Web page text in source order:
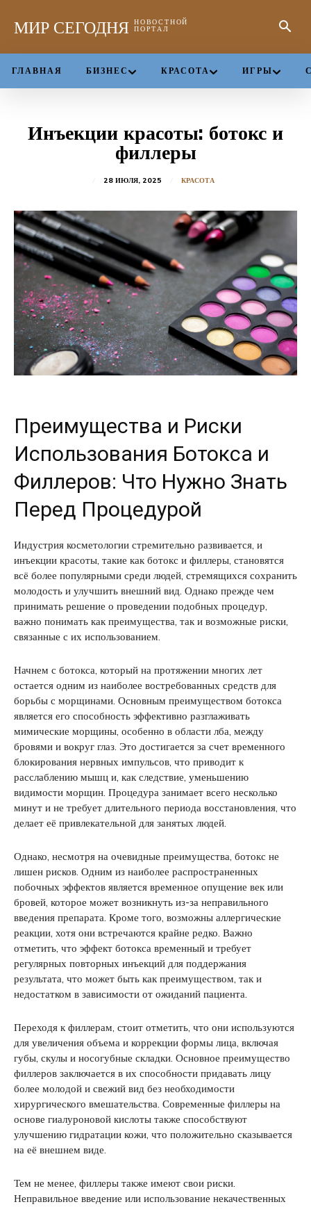
МИР СЕГОДНЯ НОВОСТНОЙ
ПОРТАЛ
ГЛАВНАЯ БИЗНЕС КРАСОТА ИГРЫ
Инъекции красоты: ботокс и
филлеры
28 ИЮЛЯ, 2025 КРАСОТА
Преимущества и Риски
Использования Ботокса и
Филлеров: Что Нужно Знать
Перед Процедурой
Индустрия косметологии стремительно развивается, и
инъекции красоты, такие как ботокс и филлеры, становятся
всё более популярными среди людей, стремящихся сохранить
молодость и улучшить внешний вид. Однако прежде чем
принимать решение о проведении подобных процедур,
важно понимать как преимущества, так и возможные риски,
связанные с их использованием.
Начнем с ботокса, который на протяжении многих лет
остается одним из наиболее востребованных средств для
борьбы с морщинами. Основным преимуществом ботокса
является его способность эффективно разглаживать
мимические морщины, особенно в области лба, между
бровями и вокруг глаз. Это достигается за счет временного
блокирования нервных импульсов, что приводит к
расслаблению мышц и, как следствие, уменьшению
видимости морщин. Процедура занимает всего несколько
минут и не требует длительного периода восстановления, что
делает её привлекательной для занятых людей.
Однако, несмотря на очевидные преимущества, ботокс не
лишен рисков. Одним из наиболее распространенных
побочных эффектов является временное опущение век или
бровей, которое может возникнуть из-за неправильного
введения препарата. Кроме того, возможны аллергические
реакции, хотя они встречаются крайне редко. Важно
отметить, что эффект ботокса временный и требует
регулярных повторных инъекций для поддержания
результата, что может быть как преимуществом, так и
недостатком в зависимости от ожиданий пациента.
Переходя к филлерам, стоит отметить, что они используются
для увеличения объема и коррекции формы лица, включая
губы, скулы и носогубные складки. Основное преимущество
филлеров заключается в их способности придавать лицу
более молодой и свежий вид без необходимости
хирургического вмешательства. Современные филлеры на
основе гиалуроновой кислоты также способствуют
улучшению гидратации кожи, что положительно сказывается
на её внешнем виде.
Тем не менее, филлеры также имеют свои риски.
Неправильное введение или использование некачественных